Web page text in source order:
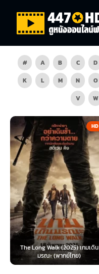
# A B C D
K
L M N O
V
W
HD
The Long Walk (2025) เกมเดิน
มรณะ (พากย์ไทย)